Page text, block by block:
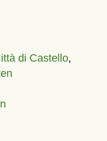
di Castello,